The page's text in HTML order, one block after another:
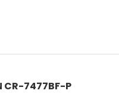
CR-7477BF-P